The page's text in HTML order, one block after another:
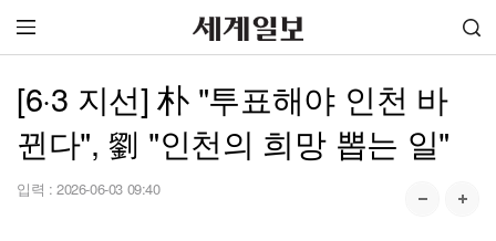
[6·3 지선] 朴 "투표해야 인천 바
뀐다", 劉 "인천의 희망 뽑는 일"
입력 : 2026-06-03 09:40